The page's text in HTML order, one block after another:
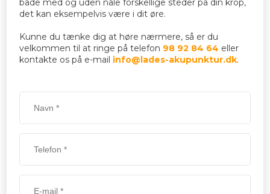
både med og uden nåle forskellige steder på din krop,
det kan eksempelvis være i dit øre.
Kunne du tænke dig at høre nærmere, så er du
velkommen til at ringe på telefon 98 92 84 64 eller
kontakte os på e-mail info@lades-akupunktur.dk.